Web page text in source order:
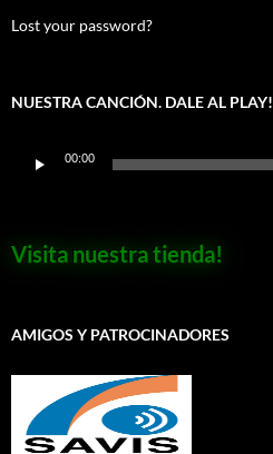
Lost your password?
NUESTRA CANCIÓN. DALE AL PLAY!
Reproductor
00:00
Visita nuestra tienda!
AMIGOS Y PATROCINADORES